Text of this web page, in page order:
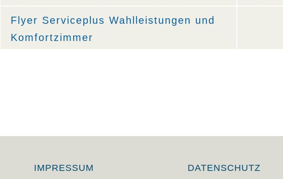
Flyer Serviceplus Wahlleistungen und
Komfortzimmer
IMPRESSUM DATENSCHUTZ